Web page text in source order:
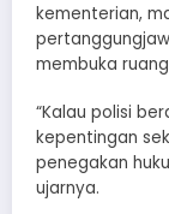
kementerian,
membuka
“Kalau polisi
kepentingan
penegakan
ujarnya.